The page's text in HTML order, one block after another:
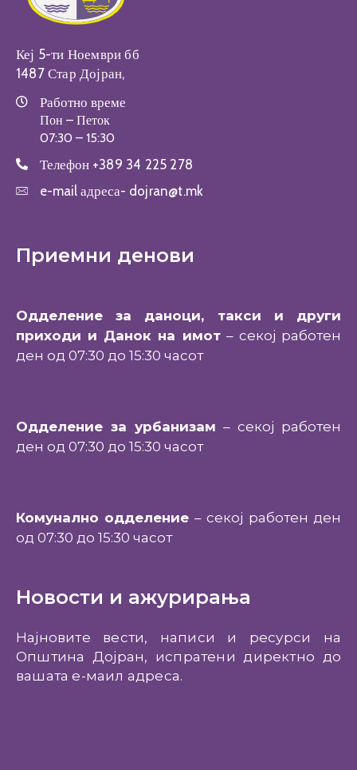
Кеј 5-ти Ноември бб
1487 Стар Дојран,
Работно време
Пон – Петок
07:30 – 15:30
Телефон +389 34 225 278
e-mail адреса- dojran@t.mk
Приемни денови
Одделение за даноци, такси и други
приходи и Данок на имот– секој работен
ден од 07:30 до 15:30 часот
Одделение за урбанизам – секој работен
ден од 07:30 до 15:30 часот
Комунално одделение – секој работен ден
од 07:30 до 15:30 часот
Новости и ажурирања
Најновите вести, написи и ресурси на
Општина Дојран, испратени директно до
вашата е-маил адреса.